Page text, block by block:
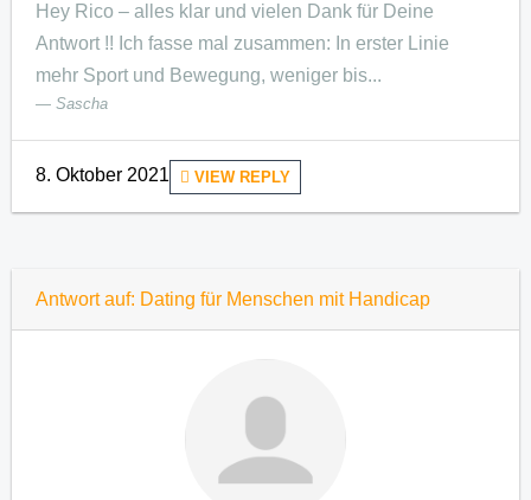
Hey Rico – alles klar und vielen Dank für Deine
Antwort !! Ich fasse mal zusammen: In erster Linie
mehr Sport und Bewegung, weniger bis...
Sascha
8. Oktober 2021 VIEW REPLY
Antwort auf: Dating für Menschen mit Handicap